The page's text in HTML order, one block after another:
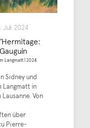
Juli 2024
Langmatt | 2024
Sidney und
Langmatt in
Von
über
Pierre-